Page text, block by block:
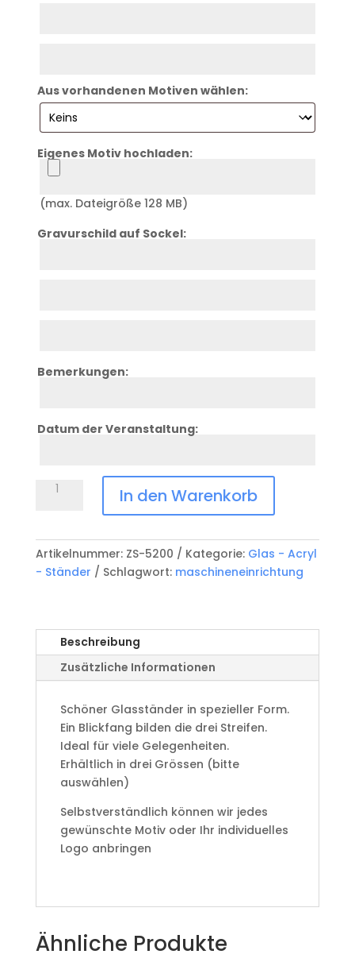
Aus vorhandenen Motiven wählen:
Eigenes Motiv hochladen:
Logo
(max. Dateigröße 128 MB)
Gravurschild auf Sockel:
Bemerkungen:
Datum der Veranstaltung:
Glasständer
Menge
In den Warenkorb
Artikelnummer: ZS-5200 Kategorie: Glas - Acryl
- Ständer
Schlagwort: maschineneinrichtung
Beschreibung
Zusätzliche Informationen
Schöner Glasständer in spezieller Form.
Ein Blickfang bilden die drei Streifen.
Ideal für viele Gelegenheiten.
Erhältlich in drei Grössen (bitte
auswählen)
Selbstverständlich können wir jedes
gewünschte Motiv oder Ihr individuelles
Logo anbringen
Ähnliche Produkte